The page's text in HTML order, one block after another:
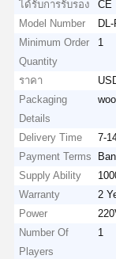
ได้รับการรับรอง
CE
Model Number
Minimum Order
Quantity
1
ราคา
Packaging
Details
Delivery Time
7-
Payment Terms
Supply Ability
Warranty
2
Power
Number Of
Players
1